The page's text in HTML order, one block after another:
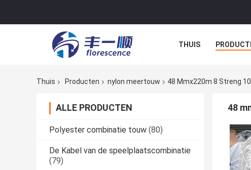
THUIS
Thuis
Producten nylon meertouw 48 Mmx220m 8 Streng
ALLE PRODUCTEN
Polyester combinatie touw (80)
De Kabel van de speelplaatscombinatie
(79)
48